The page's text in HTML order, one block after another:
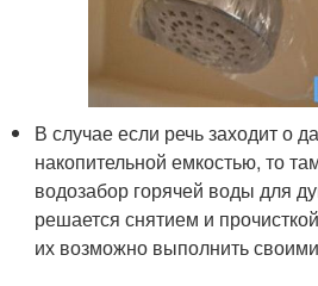
В случае если речь заходит о
накопительной емкостью, то
водозабор горячей воды для
решается снятием и
их возможно выполнить